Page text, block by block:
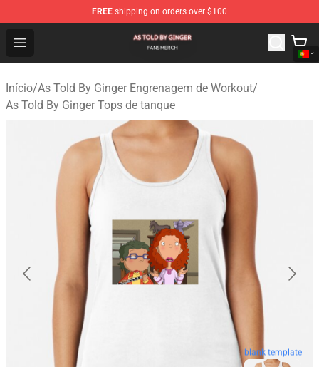
FREE shipping on orders over $100
Open menu
As Told By Ginger Shop - Official As Told By Ginger
Início/As Told By Ginger Engrenagem de Workout/
As Told By Ginger Tops de tanque
blank template